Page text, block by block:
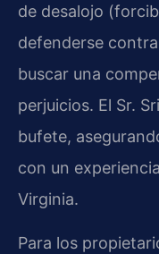
de desalojo
defenderse
buscar una
perjuicios. El Sr.
bufete,
con un
Virginia.
Para los